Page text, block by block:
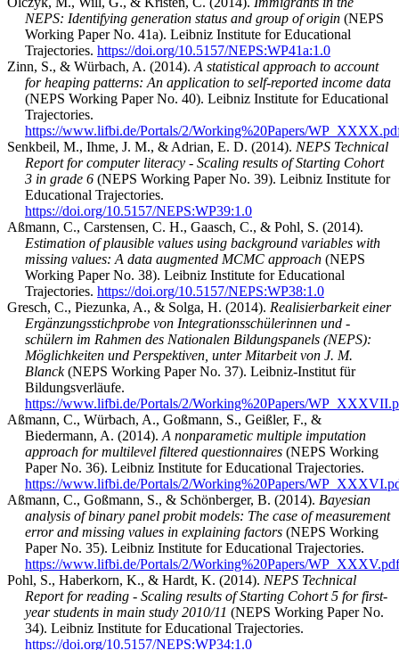
NEPS: Identifying generation status and group of origin (NEPS
Working Paper No. 41a). Leibniz Institute for Educational
Trajectories. https://doi.org/10.5157/NEPS:WP41a:1.0
Zinn, S., & Würbach, A. (2014). A statistical approach to account
for heaping patterns: An application to self-reported income data
(NEPS Working Paper No. 40). Leibniz Institute for Educational
Trajectories.
https://www.lifbi.de/Portals/2/Working%20Papers/
Senkbeil, M., Ihme, J. M., & Adrian, E. D. (2014). NEPS Technical
Report for computer literacy - Scaling results of Starting Cohort
3 in grade 6 (NEPS Working Paper No. 39). Leibniz Institute for
Educational Trajectories.
https://doi.org/10.5157/NEPS:WP39:1.0
Aßmann, C., Carstensen, C. H., Gaasch, C., & Pohl, S. (2014).
Estimation of plausible values using background variables with
missing values: A data augmented MCMC approach (NEPS
Working Paper No. 38). Leibniz Institute for Educational
Trajectories. https://doi.org/10.5157/NEPS:WP38:1.0
Gresch, C., Piezunka, A., & Solga, H. (2014). Realisierbarkeit einer
Ergänzungsstichprobe von Integrationsschülerinnen und -
schülern im Rahmen des Nationalen Bildungspanels (NEPS):
Möglichkeiten und Perspektiven, unter Mitarbeit von J. M.
Blanck(NEPS Working Paper No. 37). Leibniz-Institut für
Bildungsverläufe.
https://www.lifbi.de/Portals/2/Working%20Papers/
Aßmann, C., Würbach, A., Goßmann, S., Geißler, F., &
Biedermann, A. (2014). A nonparametic multiple imputation
approach for multilevel filtered questionnaires (NEPS Working
Paper No. 36). Leibniz Institute for Educational Trajectories.
https://www.lifbi.de/Portals/2/Working%20Papers/
Aßmann, C., Goßmann, S., & Schönberger, B. (2014). Bayesian
analysis of binary panel probit models: The case of measurement
error and missing values in explaining factors (NEPS Working
Paper No. 35). Leibniz Institute for Educational Trajectories.
https://www.lifbi.de/Portals/2/Working%20Papers/WP_XXXV.pdf
Pohl, S., Haberkorn, K., & Hardt, K. (2014). NEPS Technical
Report for reading - Scaling results of Starting Cohort 5 for first-
year students in main study 2010/11 (NEPS Working Paper No.
34). Leibniz Institute for Educational Trajectories.
https://doi.org/10.5157/NEPS:WP34:1.0